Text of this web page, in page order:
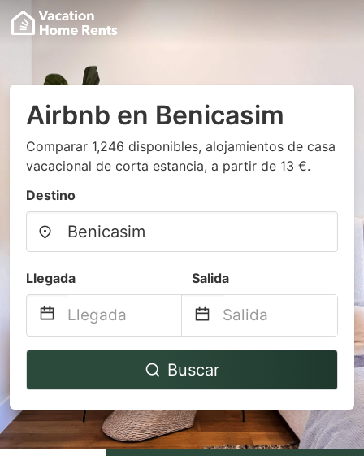
Airbnb en Benicasim
Comparar 1,246 disponibles, alojamientos de casa
vacacional de corta estancia, a partir de 13 €.
Destino
Llegada Salida
Navigate
to
interact
with
Navigate
to
interact
with
Buscar